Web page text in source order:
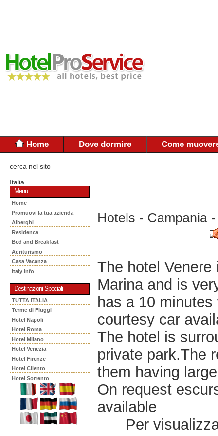
Home Dove dormire Come
cerca nel sito
Italia
Menu
Home
Promuovi la tua azienda
Alberghi
Residence
Bed and Breakfast
Agriturismo
Casa Vacanza
Italy Info
Destinazioni Speciali
TUTTA ITALIA
Terme di Fiuggi
Hotel Napoli
Hotel Roma
Hotel Milano
Hotel Venezia
Hotel Firenze
Hotel Cilento
Hotel Sorrento
Hotels - Campania
The hotel
Marina and is
has a 10
courtesy car
The hotel is
private park.The
them having
On request
available
Per